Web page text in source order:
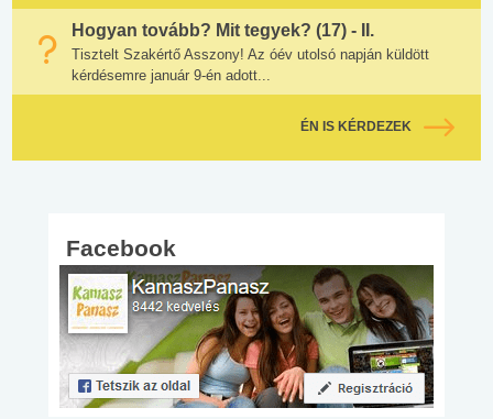
Hogyan tovább? Mit tegyek? (17) - II.
Tisztelt Szakértő Asszony! Az óév utolsó napján küldött
kérdésemre január 9-én adott...
ÉN IS KÉRDEZEK
Facebook